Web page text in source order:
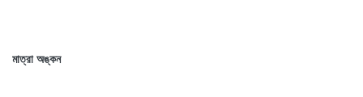
মাত্রা অঙ্কন